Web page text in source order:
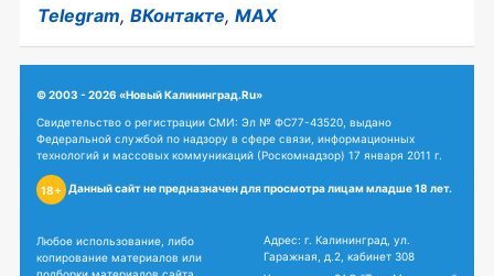
Telegram, ВКонтакте, MAX
© 2003 - 2026 «Новый Калининград.Ru»
Свидетельство о регистрации СМИ: Эл № ФС77-43520, выдано
Федеральной службой по надзору в сфере связи, информационных
технологий и массовых коммуникаций (Роскомнадзор) 17 января 2011 г.
18+ Данный сайт не предназначен для просмотра лицам младше 18 лет.
Любое использование, либо
копирование материалов или
Адрес: г. Калининград, ул.
Гаражная, д.2, кабинет 308